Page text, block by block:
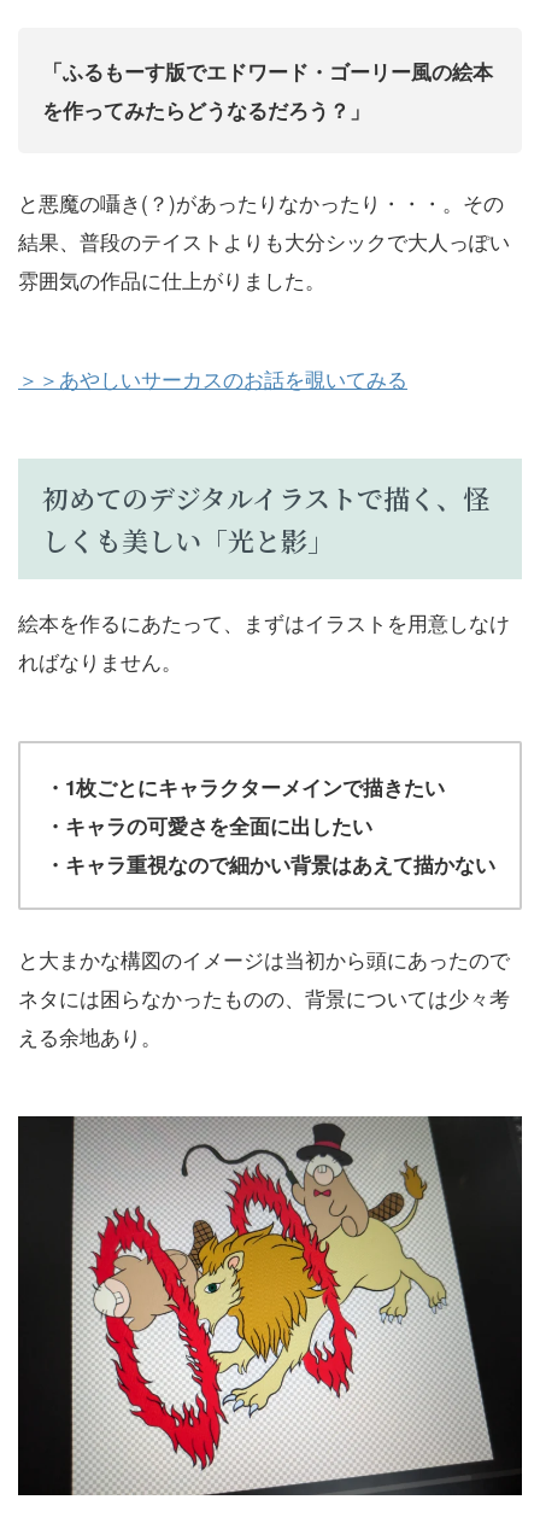
「ふるもーす版でエドワード・ゴーリー風の絵本
を作ってみたらどうなるだろう？」
と悪魔の囁き(？)があったりなかったり・・・。その
結果、普段のテイストよりも大分シックで大人っぽい
雰囲気の作品に仕上がりました。
＞＞あやしいサーカスのお話を覗いてみる
初めてのデジタルイラストで描く、怪
しくも美しい「光と影」
絵本を作るにあたって、まずはイラストを用意しなけ
ればなりません。
・1枚ごとにキャラクターメインで描きたい
・キャラの可愛さを全面に出したい
・キャラ重視なので細かい背景はあえて描かない
と大まかな構図のイメージは当初から頭にあったので
ネタには困らなかったものの、背景については少々考
える余地あり。